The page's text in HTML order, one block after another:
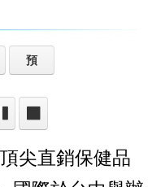
預
尖直銷保健品